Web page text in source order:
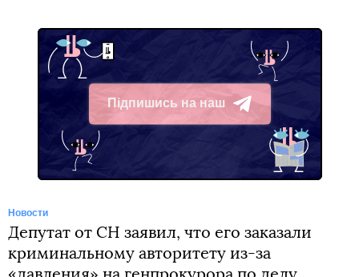
Підпишись на наш
Telegram
Новости
Депутат от СН заявил, что его заказали
криминальному авторитету из-за